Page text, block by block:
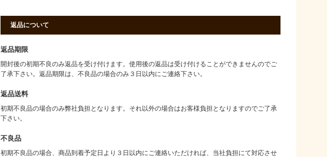
返品について
返品期限
開封後の初期不良のみ返品を受け付けます。使用後の返品は受け付けることができませんのでご
了承下さい。返品期限は、不良品の場合のみ３日以内にご連絡下さい。
返品送料
初期不良品の場合のみ弊社負担となります。それ以外の場合はお客様負担となりますのでご了承
下さい。
不良品
初期不良品の場合、商品到着予定日より３日以内にご連絡いただければ、当社負担にて対応させ